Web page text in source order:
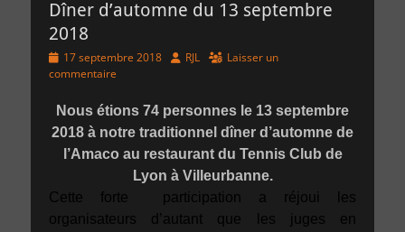
Dîner d’automne du 13 septembre
2018
Posted
on
17 septembre 2018 Author
RJL
Laisser un
commentaire
Nous étions 74 personnes le 13 septembre
2018 à notre traditionnel dîner d’automne de
l’Amaco au restaurant du Tennis Club de
Lyon à Villeurbanne.
Cette forte participation a réjoui les
organisateurs d’autant que les juges en